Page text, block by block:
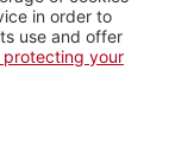
more_horiz